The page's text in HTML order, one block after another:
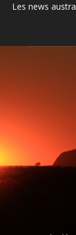
Les news